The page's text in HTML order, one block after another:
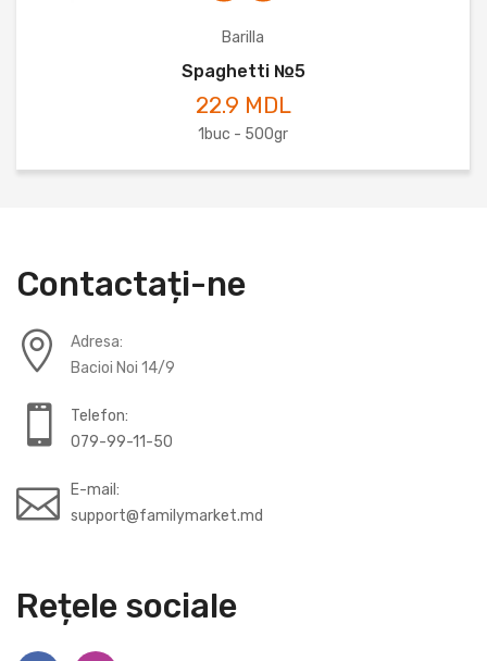
Barilla
Spaghetti №5
22.9 MDL
1buc - 500gr
Rețele sociale
Contactați-ne
Adresa:
Bacioi Noi 14/9
Telefon:
079-99-11-50
E-mail:
support@familymarket.md